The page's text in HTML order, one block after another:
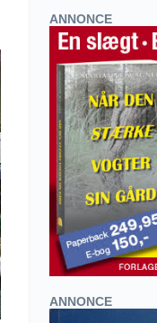
ANNONCE
ANNONCE